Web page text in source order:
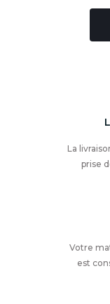
La
prise
Votre
est